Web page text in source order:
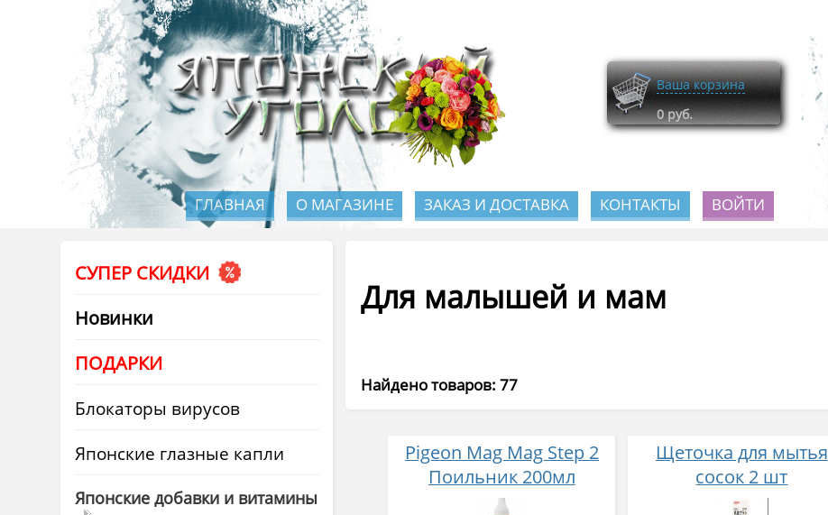
Ваша корзина
0 руб.
ГЛАВНАЯ О МАГАЗИНЕ ЗАКАЗ И ДОСТАВКА КОНТАКТЫ ВОЙТИ
СУПЕР СКИДКИ
Новинки
ПОДАРКИ
Блокаторы вирусов
Японские глазные капли
Японские добавки и витамины
Для малышей и мам
Найдено товаров: 77
Pigeon Mag Mag Step 2
Поильник 200мл
Щеточка для мытья
сосок 2 шт